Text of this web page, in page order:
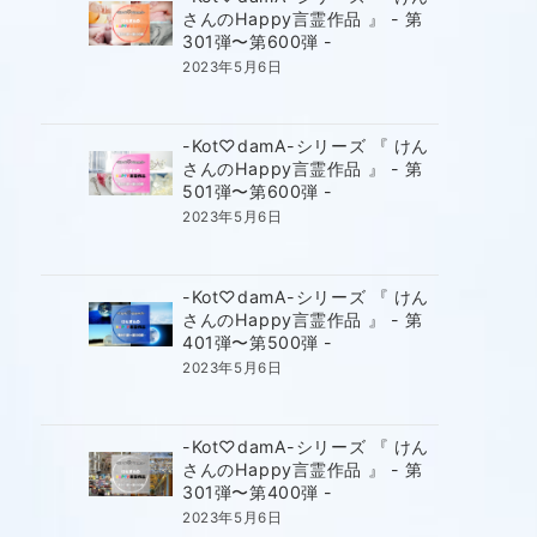
さんのHappy言霊作品 』 - 第
301弾〜第600弾 -
2023年5月6日
-Kot♡damA-シリーズ 『 けん
さんのHappy言霊作品 』 - 第
501弾〜第600弾 -
2023年5月6日
-Kot♡damA-シリーズ 『 けん
さんのHappy言霊作品 』 - 第
401弾〜第500弾 -
2023年5月6日
-Kot♡damA-シリーズ 『 けん
さんのHappy言霊作品 』 - 第
301弾〜第400弾 -
2023年5月6日